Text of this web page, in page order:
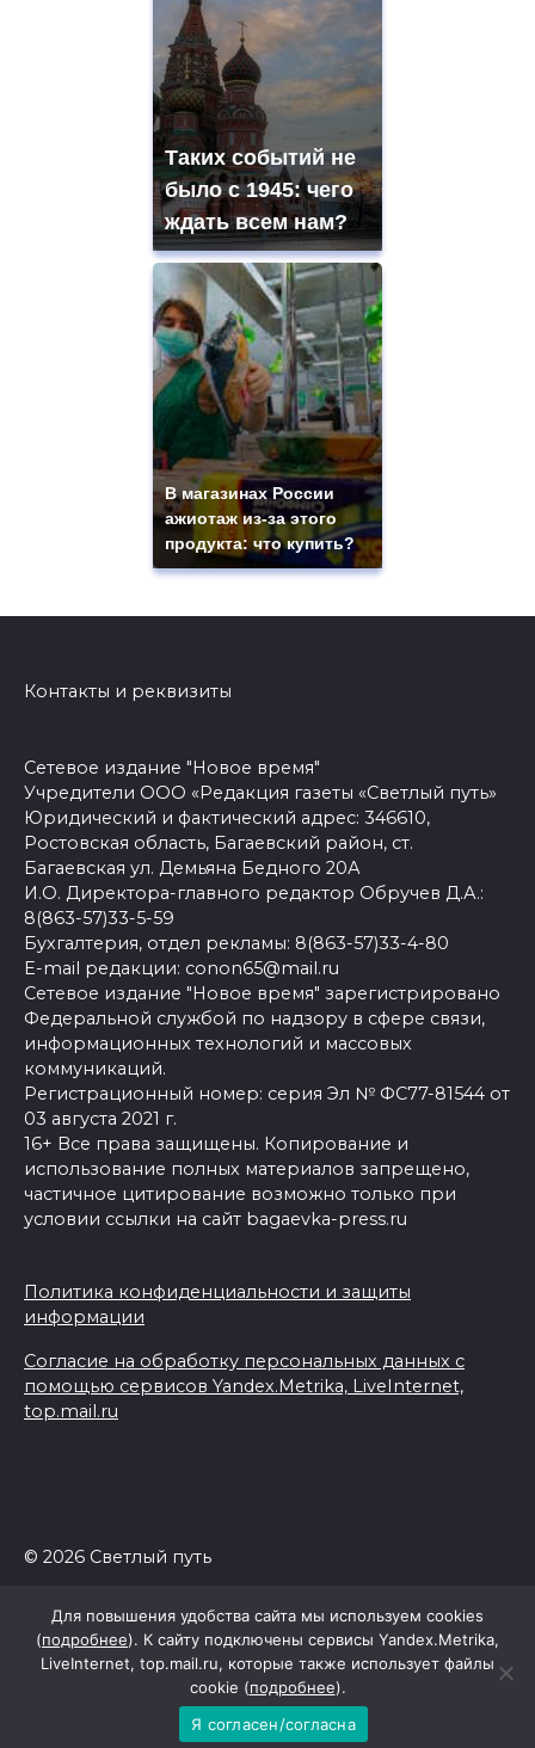
Таких событий не
было с 1945: чего
ждать всем нам?
В магазинах России
ажиотаж из-за этого
продукта: что купить?
Контакты и реквизиты
Сетевое издание "Новое время"
Учредители ООО «Редакция газеты «Светлый путь»
Юридический и фактический адрес: 346610,
Ростовская область, Багаевский район, ст.
Багаевская ул. Демьяна Бедного 20А
И.О. Директора-главного редактор Обручев Д.А.:
8(863-57)33-5-59
Бухгалтерия, отдел рекламы: 8(863-57)33-4-80
E-mail редакции: conon65@mail.ru
Сетевое издание "Новое время" зарегистрировано
Федеральной службой по надзору в сфере связи,
информационных технологий и массовых
коммуникаций.
Регистрационный номер: серия Эл № ФС77-81544 от
03 августа 2021 г.
16+ Все права защищены. Копирование и
использование полных материалов запрещено,
частичное цитирование возможно только при
условии ссылки на сайт bagaevka-press.ru
Политика конфиденциальности и защиты
информации
Согласие на обработку персональных данных с
помощью сервисов Yandex.Metrika, LiveInternet,
top.mail.ru
© 2026 Светлый путь
Для повышения удобства сайта мы используем cookies
(подробнее). К сайту подключены сервисы Yandex.Metrika,
LiveInternet, top.mail.ru, которые также использует файлы
cookie (подробнее).
Я согласен/согласна